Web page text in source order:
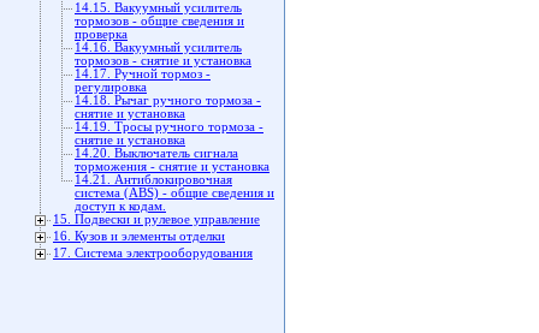
14.15. Вакуумный усилитель
тормозов - общие сведения и
проверка
14.16. Вакуумный усилитель
тормозов - снятие и установка
14.17. Ручной тормоз -
регулировка
14.18. Рычаг ручного тормоза -
снятие и установка
14.19. Тросы ручного тормоза -
снятие и установка
14.20. Выключатель сигнала
торможения - снятие и установка
14.21. Антиблокировочная
система (ABS) - общие сведения и
доступ к кодам.
15. Подвески и рулевое управление
16. Кузов и элементы отделки
17. Система электрооборудования